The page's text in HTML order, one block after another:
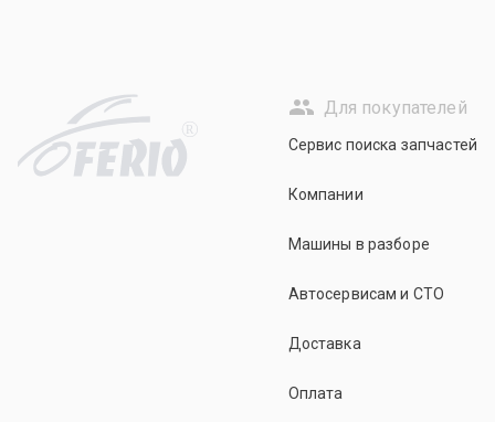
R
Для покупателей
Сервис поиска запчастей
Компании
Машины в разборе
Автосервисам и СТО
Доставка
Оплата